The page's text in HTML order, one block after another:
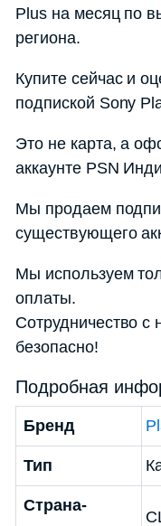
Plus на месяц по
региона.
Купите сейчас и
подпиской Sony
Это не карта, а
аккаунте PSN
Мы продаем
существующего
Мы используем
оплаты.
Сотрудничество с
безопасно!
Подробная
Бренд
Тип
Страна-